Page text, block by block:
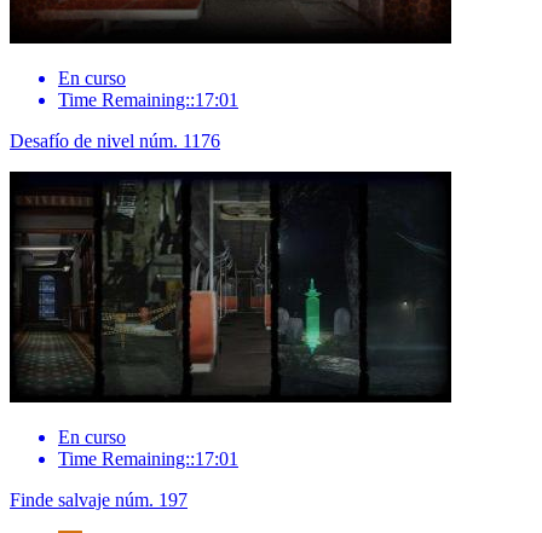
En curso
Time Remaining::17:01
Desafío de nivel núm. 1176
En curso
Time Remaining::17:01
Finde salvaje núm. 197